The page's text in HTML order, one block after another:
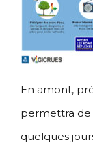
En amont,
permettra
quelques